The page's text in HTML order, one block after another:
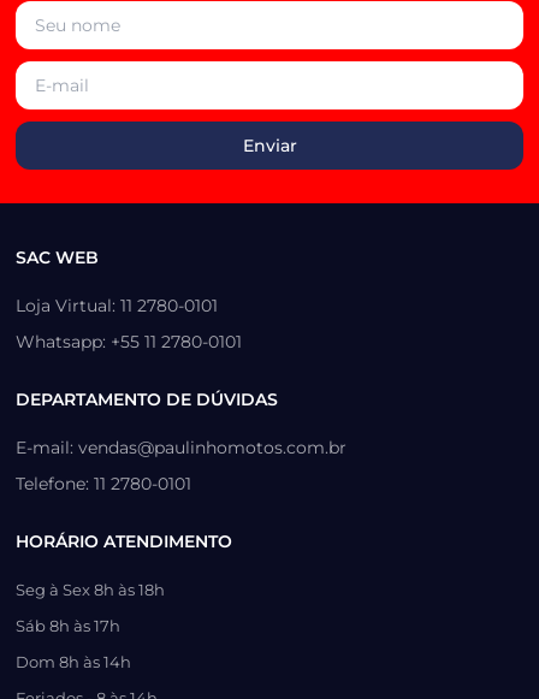
SAC WEB
Loja Virtual: 11 2780-0101
Whatsapp: +55 11 2780-0101
DEPARTAMENTO DE DÚVIDAS
E-mail: vendas@paulinhomotos.com.br
Telefone: 11 2780-0101
HORÁRIO ATENDIMENTO
Seg à Sex 8h às 18h
Sáb 8h às 17h
Dom 8h às 14h